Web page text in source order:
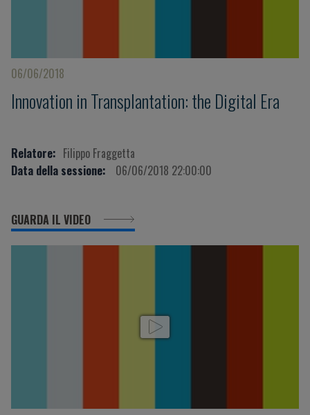
06/06/2018
Innovation in Transplantation: the Digital Era
Relatore: Filippo Fraggetta
Data della sessione:
06/06/2018 22:00:00
GUARDA IL VIDEO